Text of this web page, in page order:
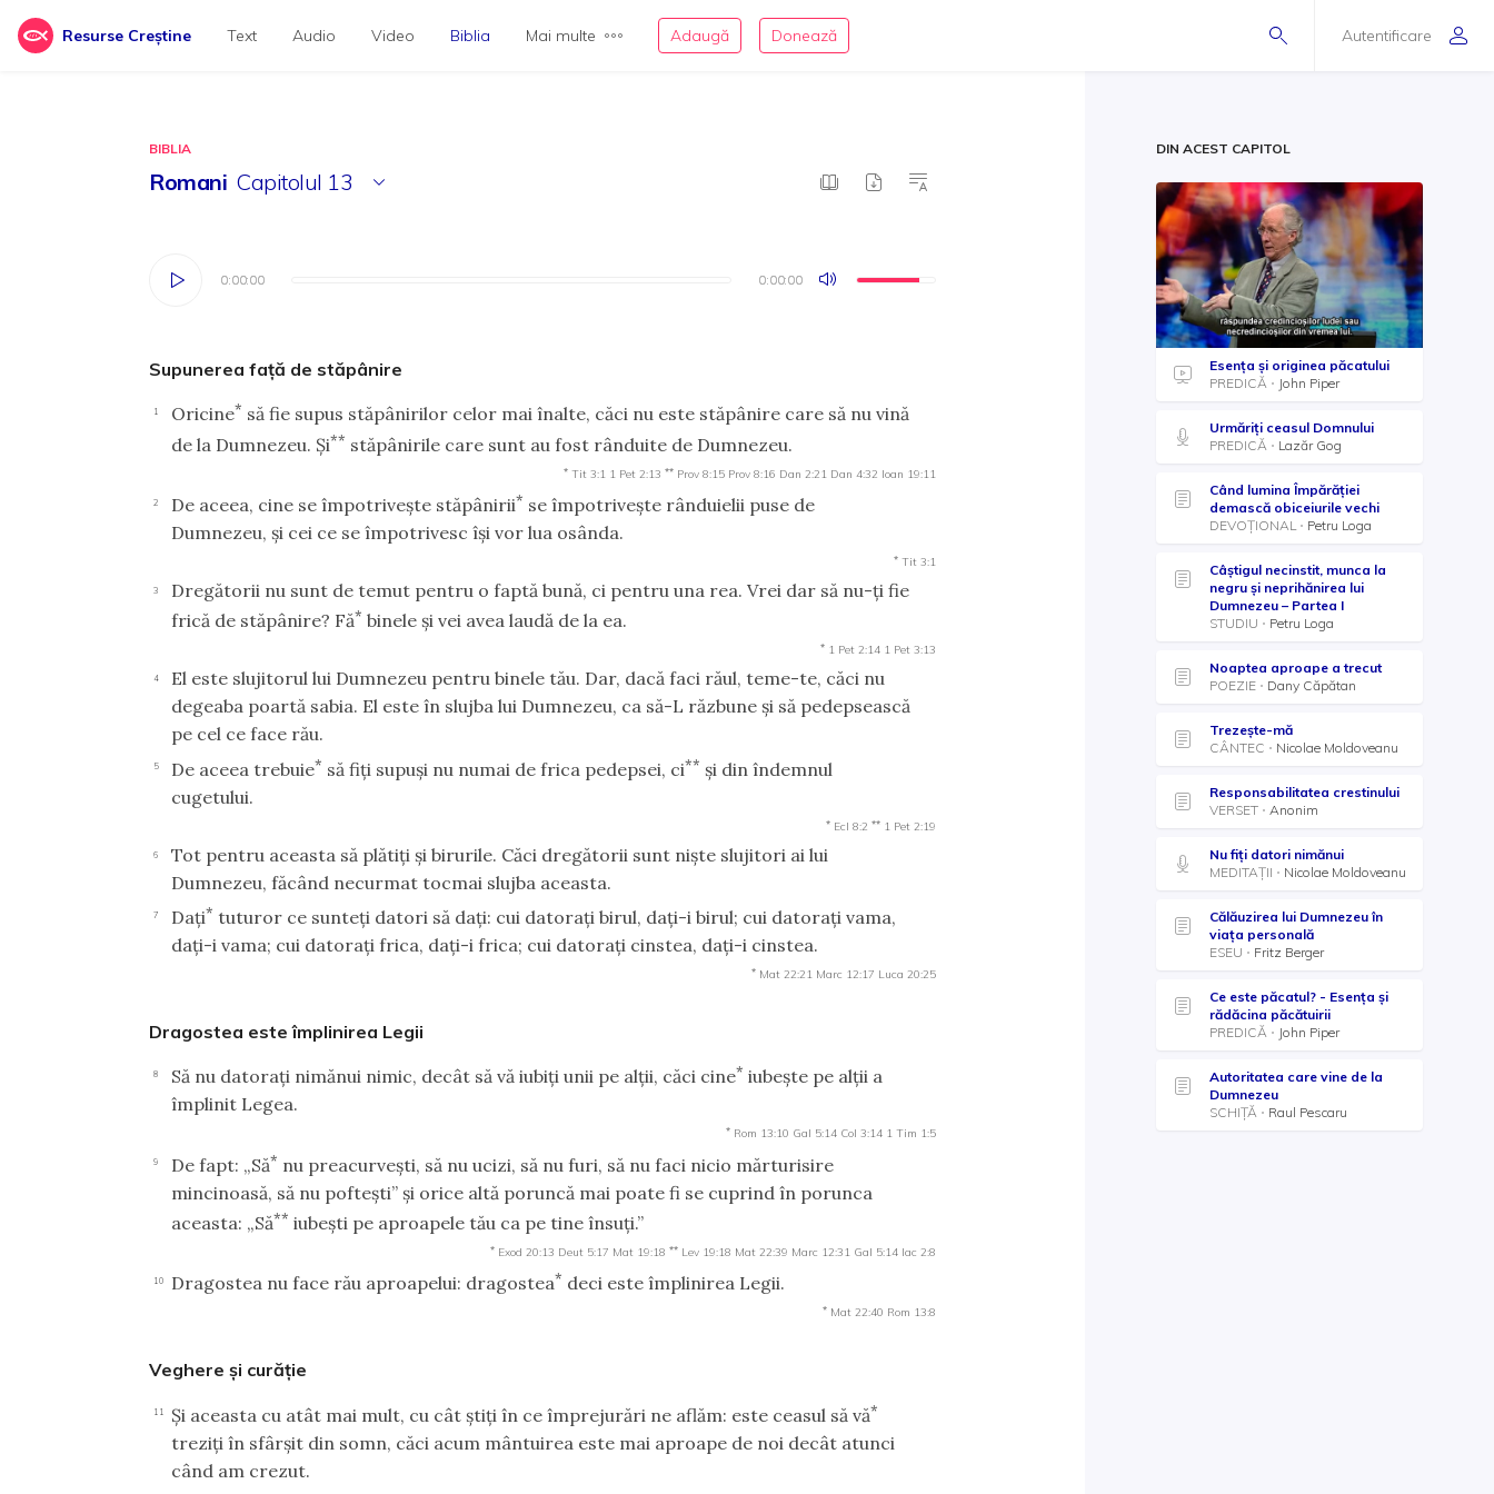
Resurse Creștine Autentificare
Text Audio Video Biblia Mai multe Adaugă Donează
BIBLIA
Romani Capitolul 13
0:00:00 0:00:00
0:00:00 0:00:00
Supunerea faţă de stăpânire
1 Oricine* să fie supus stăpânirilor celor mai înalte, căci nu este stăpânire care să nu vină
de la Dumnezeu. Şi** stăpânirile care sunt au fost rânduite de Dumnezeu.
* Tit 3:1 1 Pet 2:13 ** Prov 8:15 Prov 8:16 Dan 2:21 Dan 4:32 Ioan 19:11
2 De aceea, cine se împotriveşte stăpânirii* se împotriveşte rânduielii puse de
Dumnezeu, şi cei ce se împotrivesc îşi vor lua osânda.
* Tit 3:1
3
Dregătorii nu sunt de temut pentru o faptă bună, ci pentru una rea. Vrei dar să nu-ţi fie
frică de stăpânire? Fă* binele şi vei avea laudă de la ea.
* 1 Pet 2:14 1 Pet 3:13
4
El este slujitorul lui Dumnezeu pentru binele tău. Dar, dacă faci răul, teme-te, căci nu
degeaba poartă sabia. El este în slujba lui Dumnezeu, ca să-L răzbune şi să pedepsească
pe cel ce face rău.
5 De aceea trebuie* să fiţi supuşi nu numai de frica pedepsei, ci** şi din îndemnul
cugetului.
* Ecl 8:2 ** 1 Pet 2:19
6
Tot pentru aceasta să plătiţi şi birurile. Căci dregătorii sunt nişte slujitori ai lui
Dumnezeu, făcând necurmat tocmai slujba aceasta.
7 Daţi* tuturor ce sunteţi datori să daţi: cui datoraţi birul, daţi-i birul; cui datoraţi vama,
daţi-i vama; cui datoraţi frica, daţi-i frica; cui datoraţi cinstea, daţi-i cinstea.
* Mat 22:21 Marc 12:17 Luca 20:25
Dragostea este împlinirea Legii
8 Să nu datoraţi nimănui nimic, decât să vă iubiţi unii pe alţii, căci cine* iubeşte pe alţii a
împlinit Legea.
* Rom 13:10 Gal 5:14 Col 3:14 1 Tim 1:5
9 De fapt: „Să* nu preacurveşti, să nu ucizi, să nu furi, să nu faci nicio mărturisire
mincinoasă, să nu pofteşti” şi orice altă poruncă mai poate fi se cuprind în porunca
aceasta: „Să** iubeşti pe aproapele tău ca pe tine însuţi.”
* Exod 20:13 Deut 5:17 Mat 19:18 ** Lev 19:18 Mat 22:39 Marc 12:31 Gal 5:14 Iac 2:8
10 Dragostea nu face rău aproapelui: dragostea* deci este împlinirea Legii.
* Mat 22:40 Rom 13:8
Veghere şi curăţie
11 Şi aceasta cu atât mai mult, cu cât ştiţi în ce împrejurări ne aflăm: este ceasul să vă*
treziţi în sfârşit din somn, căci acum mântuirea este mai aproape de noi decât atunci
când am crezut.
DIN ACEST CAPITOL
Esența și originea păcatului
PREDICĂ
John Piper
Urmăriți ceasul Domnului
PREDICĂ
Lazăr Gog
Când lumina Împărăției
demască obiceiurile vechi
DEVOȚIONAL
Petru Loga
Câștigul necinstit, munca la
negru și neprihănirea lui
Dumnezeu – Partea I
STUDIU
Petru Loga
Noaptea aproape a trecut
POEZIE
Dany Căpătan
Trezește-mă
CÂNTEC
Nicolae Moldoveanu
Responsabilitatea crestinului
VERSET
Anonim
Nu fiți datori nimănui
MEDITAȚII
Nicolae Moldoveanu
Călăuzirea lui Dumnezeu în
viaţa personală
ESEU
Fritz Berger
Ce este păcatul? - Esența și
rădăcina păcătuirii
PREDICĂ
John Piper
Autoritatea care vine de la
Dumnezeu
SCHIȚĂ
Raul Pescaru